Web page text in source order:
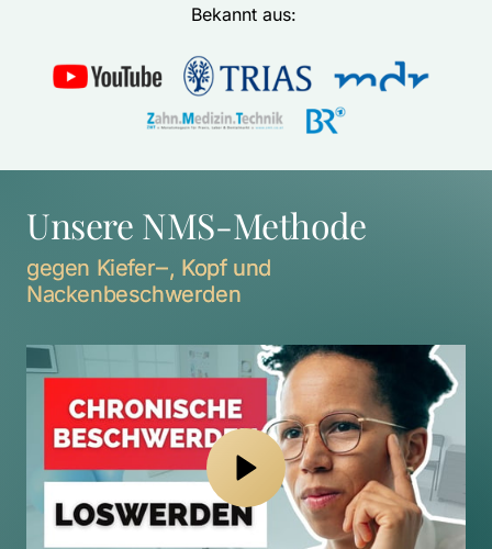
Bekannt aus:
Unsere NMS-Methode
gegen Kiefer‒, Kopf
Nackenbeschwerden